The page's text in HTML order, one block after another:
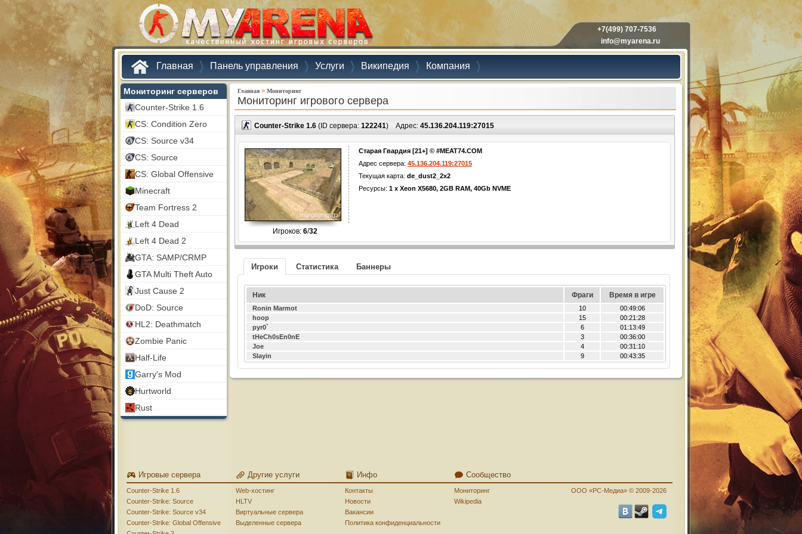
+7(499) 707-7536
info@myarena.ru
Главная Панель управления Услуги Википедия Компания
Мониторинг серверов
Counter-Strike 1.6
CS: Condition Zero
CS: Source v34
CS: Source
CS: Global Offensive
Minecraft
Team Fortress 2
Left 4 Dead
Left 4 Dead 2
GTA: SAMP/CRMP
GTA Multi Theft Auto
Just Cause 2
DoD: Source
HL2: Deathmatch
Zombie Panic
Half-Life
Garry's Mod
Hurtworld
Rust
Главная » Мониторинг
Мониторинг игрового сервера
Counter-Strike 1.6 (ID сервера: 122241) Адрес: 45.136.204.119:27015
Игроков: 6/32
Старая Гвардия [21+] © #MEAT74.COM
Адрес сервера: 45.136.204.119:27015
Текущая карта: de_dust2_2x2
Ресурсы: 1 x Xeon X5680, 2GB RAM, 40Gb NVME
Игроки Статистика Баннеры
Ник Фраги Время в игре
Ronin Marmot 10
00:49:06
hoop
15
00:21:28
pyr0`
6
01:13:49
tHeCh0sEn0nE
3
00:36:00
Joe
4
00:31:10
Slayin
9 00:43:35
Игровые сервера
Counter-Strike 1.6
Counter-Strike: Source
Counter-Strike: Source v34
Counter-Strike: Global Offensive
Другие услуги
Web-хостинг
HLTV
Виртуальные сервера
Выделенные сервера
Инфо
Контакты
Новости
Вакансии
Политика конфиденциальности
Сообщество
Мониторинг
Wikipedia
ООО «PC-Медиа» © 2009-2026